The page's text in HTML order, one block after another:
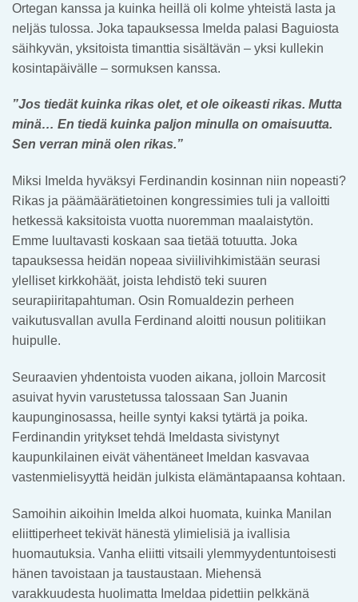
Ortegan kanssa ja kuinka heillä oli kolme yhteistä lasta ja
neljäs tulossa. Joka tapauksessa Imelda palasi Baguiosta
säihkyvän, yksitoista timanttia sisältävän – yksi kullekin
kosintapäivälle – sormuksen kanssa.
”Jos tiedät kuinka rikas olet, et ole oikeasti rikas. Mutta
minä… En tiedä kuinka paljon minulla on omaisuutta.
Sen verran minä olen rikas.”
Miksi Imelda hyväksyi Ferdinandin kosinnan niin nopeasti?
Rikas ja päämäärätietoinen kongressimies tuli ja valloitti
hetkessä kaksitoista vuotta nuoremman maalaistytön.
Emme luultavasti koskaan saa tietää totuutta. Joka
tapauksessa heidän nopeaa siviilivihkimistään seurasi
ylelliset kirkkohäät, joista lehdistö teki suuren
seurapiiritapahtuman. Osin Romualdezin perheen
vaikutusvallan avulla Ferdinand aloitti nousun politiikan
huipulle.
Seuraavien yhdentoista vuoden aikana, jolloin Marcosit
asuivat hyvin varustetussa talossaan San Juanin
kaupunginosassa, heille syntyi kaksi tytärtä ja poika.
Ferdinandin yritykset tehdä Imeldasta sivistynyt
kaupunkilainen eivät vähentäneet Imeldan kasvavaa
vastenmielisyyttä heidän julkista elämäntapaansa kohtaan.
Samoihin aikoihin Imelda alkoi huomata, kuinka Manilan
eliittiperheet tekivät hänestä ylimielisiä ja ivallisia
huomautuksia. Vanha eliitti vitsaili ylemmyydentuntoisesti
hänen tavoistaan ja taustaustaan. Miehensä
varakkuudesta huolimatta Imeldaa pidettiin pelkkänä